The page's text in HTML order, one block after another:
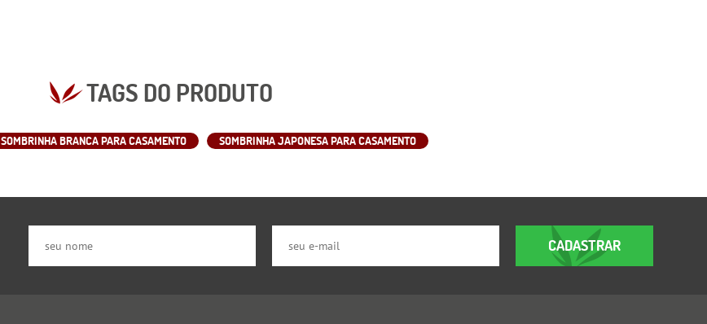
TAGS DO PRODUTO
SOMBRINHA BRANCA PARA CASAMENTO SOMBRINHA JAPONESA PARA CASAMENTO
CADASTRAR